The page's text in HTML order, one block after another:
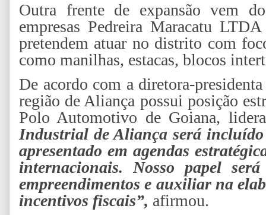
Outra frente de expansão vem
empresas Pedreira Maracatu
pretendem atuar no distrito com
como manilhas, estacas, blocos
De acordo com a diretora-
região de Aliança possui posição
Polo Automotivo de Goiana,
Industrial de Aliança será
apresentado em agendas
internacionais. Nosso papel
empreendimentos e auxiliar na
incentivos fiscais”, afirmou.